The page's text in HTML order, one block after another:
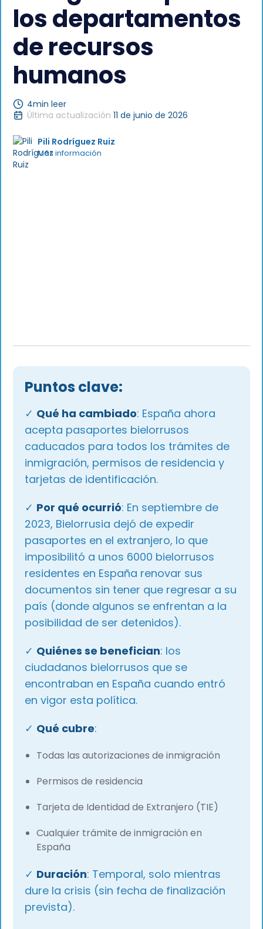
los departamentos
de recursos
humanos
4min leer
Última actualización 11 de junio de 2026
Pili Rodríguez Ruiz
Más información
Puntos clave:
✓ Qué ha cambiado: España ahora
acepta pasaportes bielorrusos
caducados para todos los trámites de
inmigración, permisos de residencia y
tarjetas de identificación.
✓ Por qué ocurrió: En septiembre de
2023, Bielorrusia dejó de expedir
pasaportes en el extranjero, lo que
imposibilitó a unos 6000 bielorrusos
residentes en España renovar sus
documentos sin tener que regresar a su
país (donde algunos se enfrentan a la
posibilidad de ser detenidos).
✓ Quiénes se benefician: los
ciudadanos bielorrusos que se
encontraban en España cuando entró
en vigor esta política.
✓ Qué cubre:
Todas las autorizaciones de inmigración
Permisos de residencia
Tarjeta de Identidad de Extranjero (TIE)
Cualquier trámite de inmigración en
España
✓ Duración: Temporal, solo mientras
dure la crisis (sin fecha de finalización
prevista).